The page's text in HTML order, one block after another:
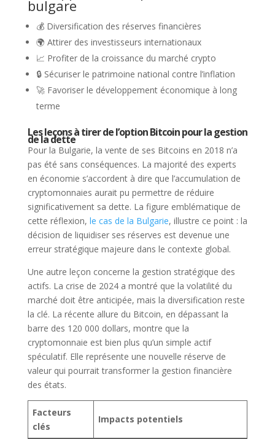
bulgare
💰 Diversification des réserves financières
🌍 Attirer des investisseurs internationaux
📈 Profiter de la croissance du marché crypto
🔒 Sécuriser le patrimoine national contre l’inflation
🚀 Favoriser le développement économique à long
terme
Les leçons à tirer de l’option Bitcoin pour la gestion
de la dette
Pour la Bulgarie, la vente de ses Bitcoins en 2018 n’a
pas été sans conséquences. La majorité des experts
en économie s’accordent à dire que l’accumulation de
cryptomonnaies aurait pu permettre de réduire
significativement sa dette. La figure emblématique de
cette réflexion, le cas de la Bulgarie, illustre ce point : la
décision de liquidiser ses réserves est devenue une
erreur stratégique majeure dans le contexte global.
Une autre leçon concerne la gestion stratégique des
actifs. La crise de 2024 a montré que la volatilité du
marché doit être anticipée, mais la diversification reste
la clé. La récente allure du Bitcoin, en dépassant la
barre des 120 000 dollars, montre que la
cryptomonnaie est bien plus qu’un simple actif
spéculatif. Elle représente une nouvelle réserve de
valeur qui pourrait transformer la gestion financière
des états.
Facteurs
clés
Impacts potentiels